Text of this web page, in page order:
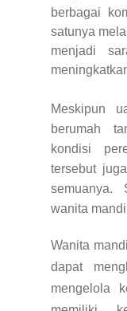
berbagai
satunya
menjadi
Meskipun
berumah
kondisi
tersebut
semuanya.
wanita
Wanita
dapat
mengelola